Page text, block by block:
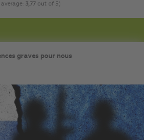
3,77 out of 5)
graves pour nous